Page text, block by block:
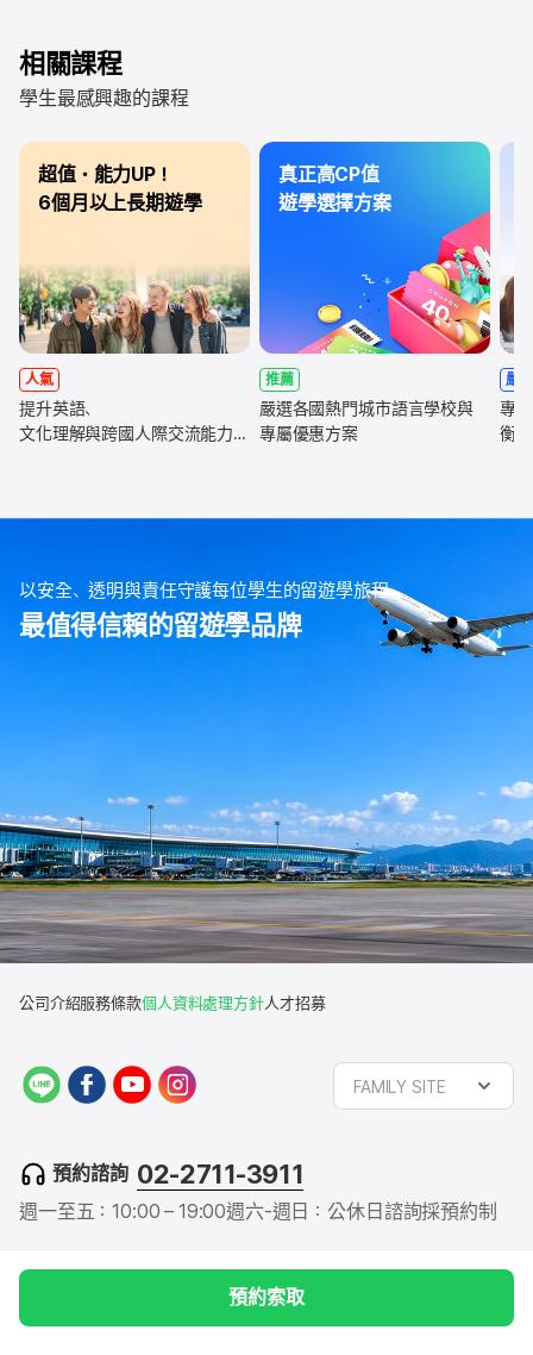
預約索取
相關課程
學生最感興趣的課程
超值・能力UP！
6個月以上長期遊學
人氣
提升英語、
文化理解與跨國人際交流能力，
真正高CP值
遊學選擇方案
推薦
嚴選各國熱門城市語言學校與
專屬優惠方案
嚴選
專
衡
以安全、透明與責任守護每位學生的留遊學旅程
最值得信賴的留遊學品牌
公司介紹服務條款個人資料處理方針人才招募
L
f
a
b
o
k
y
o
u
e
a
r
a
m
FAMILY SITE
預約諮詢 02-2711-3911
週一至五：10:00 – 19:00週六-週日：公休日 諮詢採預約制